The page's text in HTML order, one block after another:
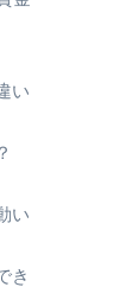
い
い
き